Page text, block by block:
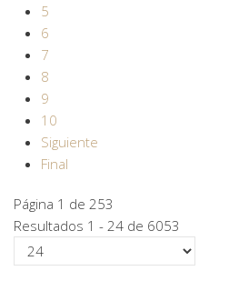
5
6
7
8
9
10
Siguiente
Final
Página 1 de 253
Resultados 1 - 24 de 6053